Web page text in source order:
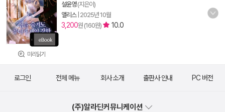
미리읽기
설윤영(지은이)
앨리스| 2025년 10월
3,200원 (160원) 10.0
로그인 전체 메뉴 회사 소개 출판사 안내 PC 버전
(주)알라딘커뮤니케이션